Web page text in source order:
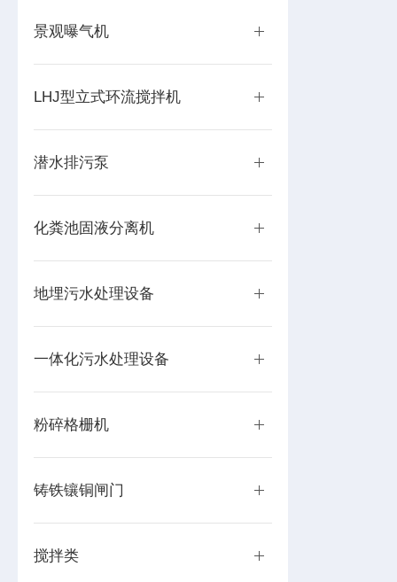
景观曝气机
LHJ型立式环流搅拌机
潜水排污泵
化粪池固液分离机
地埋污水处理设备
一体化污水处理设备
粉碎格栅机
铸铁镶铜闸门
搅拌类